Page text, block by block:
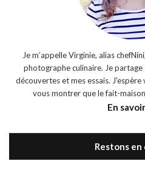
Je m’appelle Virginie, alias
photographe culinaire. Je partage
découvertes et mes essais.
vous montrer que le fait-
En
Restons